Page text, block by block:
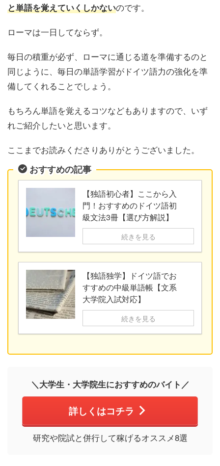
と単語を覚えていくしかないのです。
ローマは一日してならず。
毎日の積重が必ず、ローマに通じる道を準備するのと
同じように、毎日の単語学習がドイツ語力の強化を準
備してくれることでしょう。
もちろん単語を覚えるコツなどもありますので、いず
れご紹介したいと思います。
ここまでお読みくださりありがとうございました。
おすすめの記事
【独語初心者】ここから入
門！おすすめのドイツ語初
級文法3冊【選び方解説】
続きを見る
【独語独学】ドイツ語でお
すすめの中級単語帳【文系
大学院入試対応】
続きを見る
＼大学生・大学院生におすすめのバイト／
詳しくはコチラ
研究や院試と併行して稼げるオススメ8選